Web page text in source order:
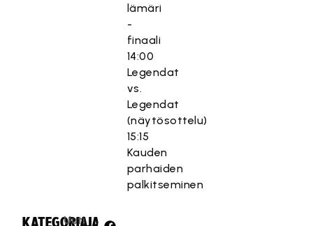
lämäri
-
finaali
14:00
Legendat
vs.
Legendat
(näytösottelu)
15:15
Kauden
parhaiden
palkitseminen
KATEGORIA:
UutiJAA: